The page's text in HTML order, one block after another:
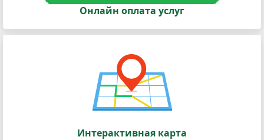
Онлайн оплата услуг
Интерактивная карта